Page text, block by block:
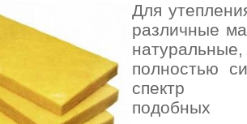
Для
различные
полностью
спектр